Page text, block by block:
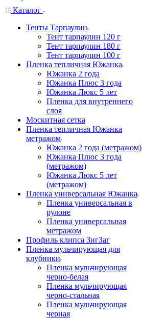
Каталог
Тенты Тарпаулин
Тент тарпаулин 120 г
Тент тарпаулин 180 г
Тент тарпаулин 100 г
Пленка тепличная Южанка
Южанка 2 года
Южанка Плюс 3 года
Южанка Люкс 5 лет
Пленка для внутреннего
слоя
Москитная сетка
Пленка тепличная Южанка
метражом
Южанка 2 года (метражом)
Южанка Плюс 3 года
(метражом)
Южанка Люкс 5 лет
(метражом)
Пленка универсальная Южанка
Пленка универсальная в
рулоне
Пленка универсальная
метражом
Профиль клипса ЗигЗаг
Пленка мульчирующая для
клубники
Пленка мульчирующая
черно-белая
Пленка мульчирующая
черно-стальная
Пленка мульчирующая
черная